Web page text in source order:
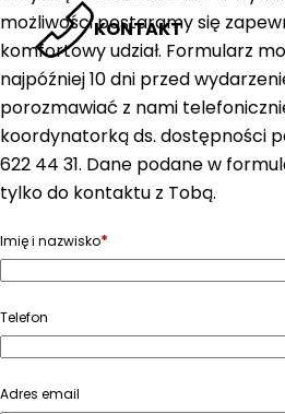
KONTAKT
możliwości postaramy się
komfortowy udział. Formularz
najpóźniej 10 dni przed
porozmawiać z nami
koordynatorką ds. dostępności
622 44 31. Dane podane w
tylko do kontaktu z Tobą.
Imię i nazwisko*
Telefon
Adres email